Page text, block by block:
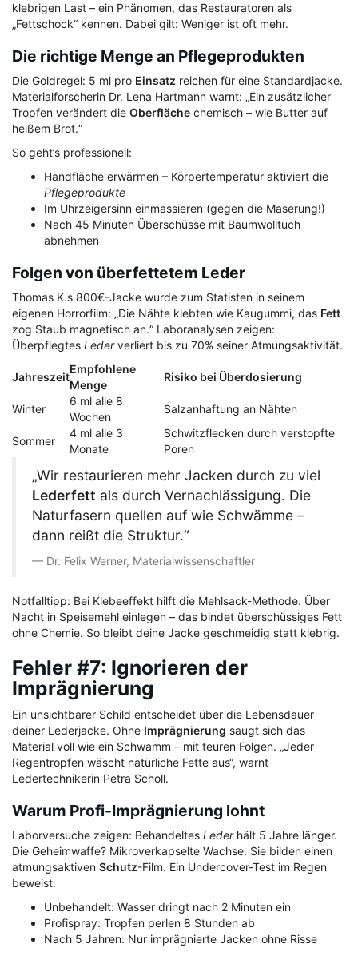
klebrigen Last – ein Phänomen, das Restauratoren als
„Fettschock“ kennen. Dabei gilt: Weniger ist oft mehr.
Die richtige Menge an Pflegeprodukten
Die Goldregel: 5 ml pro Einsatz reichen für eine Standardjacke.
Materialforscherin Dr. Lena Hartmann warnt: „Ein zusätzlicher
Tropfen verändert die Oberfläche chemisch – wie Butter auf
heißem Brot.“
So geht’s professionell:
Handfläche erwärmen – Körpertemperatur aktiviert die
Pflegeprodukte
Im Uhrzeigersinn einmassieren (gegen die Maserung!)
Nach 45 Minuten Überschüsse mit Baumwolltuch
abnehmen
Folgen von überfettetem Leder
Thomas K.s 800€-Jacke wurde zum Statisten in seinem
eigenen Horrorfilm: „Die Nähte klebten wie Kaugummi, das Fett
zog Staub magnetisch an.“ Laboranalysen zeigen:
Überpflegtes Lederverliert bis zu 70% seiner Atmungsaktivität.
Jahreszeit
Empfohlene
Menge
Risiko bei Überdosierung
Winter
6 ml alle 8
Wochen
Salzanhaftung an Nähten
Sommer
4 ml alle 3
Monate
Schwitzflecken durch verstopfte
Poren
„Wir restaurieren mehr Jacken durch zu viel
Lederfett als durch Vernachlässigung. Die
Naturfasern quellen auf wie Schwämme –
dann reißt die Struktur.“
Dr. Felix Werner, Materialwissenschaftler
Notfalltipp: Bei Klebeeffekt hilft die Mehlsack-Methode. Über
Nacht in Speisemehl einlegen – das bindet überschüssiges Fett
ohne Chemie. So bleibt deine Jacke geschmeidig statt klebrig.
Fehler #7: Ignorieren der
Imprägnierung
Ein unsichtbarer Schild entscheidet über die Lebensdauer
deiner Lederjacke. Ohne Imprägnierung saugt sich das
Material voll wie ein Schwamm – mit teuren Folgen. „Jeder
Regentropfen wäscht natürliche Fette aus“, warnt
Ledertechnikerin Petra Scholl.
Warum Profi-Imprägnierung lohnt
Laborversuche zeigen: Behandeltes Lederhält 5 Jahre länger.
Die Geheimwaffe? Mikroverkapselte Wachse. Sie bilden einen
atmungsaktiven Schutz-Film. Ein Undercover-Test im Regen
beweist:
Unbehandelt: Wasser dringt nach 2 Minuten ein
Profispray: Tropfen perlen 8 Stunden ab
Nach 5 Jahren: Nur imprägnierte Jacken ohne Risse